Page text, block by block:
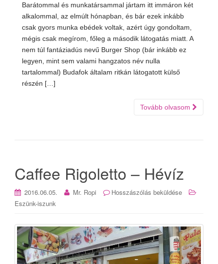
Barátommal és munkatársammal jártam itt immáron két
alkalommal, az elmúlt hónapban, és bár ezek inkább
csak gyors munka ebédek voltak, azért úgy gondoltam,
mégis csak megírom, főleg a második látogatás miatt. A
nem túl fantáziadús nevű Burger Shop (bár inkább ez
legyen, mint sem valami hangzatos név nulla
tartalommal) Budafok általam ritkán látogatott külső
részén […]
Tovább olvasom
Caffee Rigoletto – Hévíz
2016.06.05. Mr. Ropi
Hosszászólás beküldése
Eszünk-iszunk